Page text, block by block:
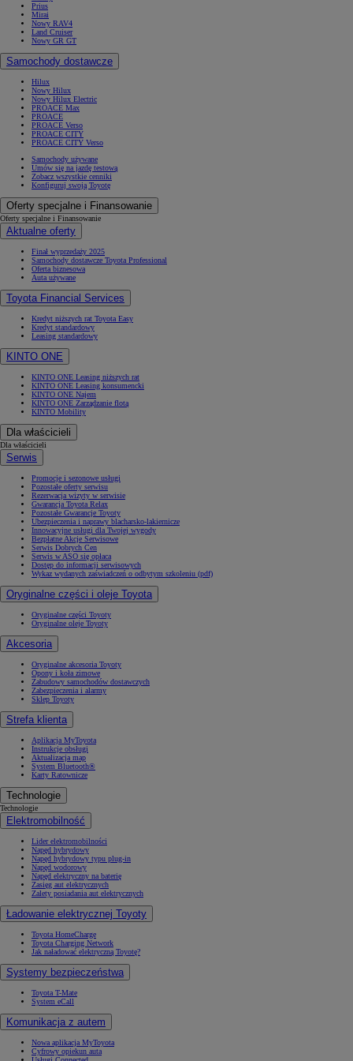
Prius
Mirai
Nowy RAV4
Land Cruiser
Nowy GR GT
Samochody dostawcze
Hilux
Nowy Hilux
Nowy Hilux Electric
PROACE Max
PROACE
PROACE Verso
PROACE CITY
PROACE CITY Verso
Samochody używane
Umów się na jazdę testową
Zobacz wszystkie cenniki
Konfiguruj swoją Toyotę
Oferty specjalne i Finansowanie
Oferty specjalne i Finansowanie
Aktualne oferty
Finał wyprzedaży 2025
Samochody dostawcze Toyota Professional
Oferta biznesowa
Auta używane
Toyota Financial Services
Kredyt niższych rat Toyota Easy
Kredyt standardowy
Leasing standardowy
KINTO ONE
KINTO ONE Leasing niższych rat
KINTO ONE Leasing konsumencki
KINTO ONE Najem
KINTO ONE Zarządzanie flotą
KINTO Mobility
Dla właścicieli
Dla właścicieli
Serwis
Promocje i sezonowe usługi
Pozostałe oferty serwisu
Rezerwacja wizyty w serwisie
Gwarancja Toyota Relax
Pozostałe Gwarancje Toyoty
Ubezpieczenia i naprawy blacharsko-lakiernicze
Innowacyjne usługi dla Twojej wygody
Bezpłatne Akcje Serwisowe
Serwis Dobrych Cen
Serwis w ASO się opłaca
Dostęp do informacji serwisowych
Wykaz wydanych zaświadczeń o odbytym szkoleniu (pdf)
Oryginalne części i oleje Toyota
Oryginalne części Toyoty
Oryginalne oleje Toyoty
Akcesoria
Oryginalne akcesoria Toyoty
Opony i koła zimowe
Zabudowy samochodów dostawczych
Zabezpieczenia i alarmy
Sklep Toyoty
Strefa klienta
Aplikacja MyToyota
Instrukcje obsługi
Aktualizacja map
System Bluetooth®
Karty Ratownicze
Technologie
Technologie
Elektromobilność
Lider elektromobilności
Napęd hybrydowy
Napęd hybrydowy typu plug-in
Napęd wodorowy
Napęd elektryczny na baterię
Zasięg aut elektrycznych
Zalety posiadania aut elektrycznych
Ładowanie elektrycznej Toyoty
Toyota HomeCharge
Toyota Charging Network
Jak naładować elektryczną Toyotę?
Systemy bezpieczeństwa
Toyota T-Mate
System eCall
Komunikacja z autem
Nowa aplikacja MyToyota
Cyfrowy opiekun auta